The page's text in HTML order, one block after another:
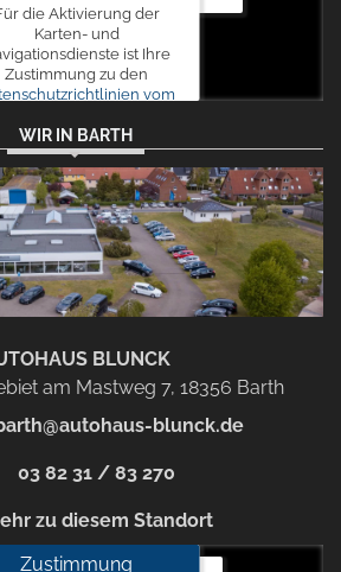
die Aktivierung der
Karten- und
ist Ihre
Zustimmung zu den
vom
erforderlich.
Zustimmen
und
aktivieren
WIR IN BARTH
BLUNCK
am Mastweg 7, 18356 Barth
blunck.de
03 82 31 / 83 270
zu diesem Standort
Zustimmung